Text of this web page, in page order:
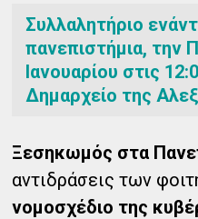
Συλλαλητήριο
πανεπιστήμια, την
Ιανουαρίου στις
Δημαρχείο της
Ξεσηκωμός στα
αντιδράσεις των
νομοσχέδιο της